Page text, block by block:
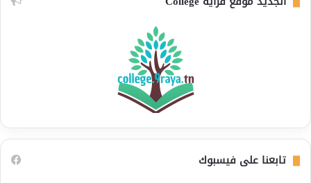
تابعنا على فيسبوك